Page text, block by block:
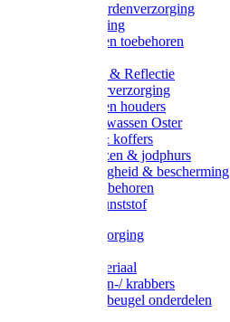
Rapide paardenverzorging
Ruiter kleding
Hoofdstellen toebehoren
Verlichting & Reflectie
Rapide leerverzorging
Likstenen en houders
Poetsen & wassen Oster
Poetssets & koffers
Ruiter laarzen & jodphurs
Ruiter veiligheid & bescherming
Ruiter - toebehoren
Voerbak kunststof
Klauwverzorging
Injectiemateriaal
Hoefmessen-/ krabbers
Hoefbekapbeugel onderdelen